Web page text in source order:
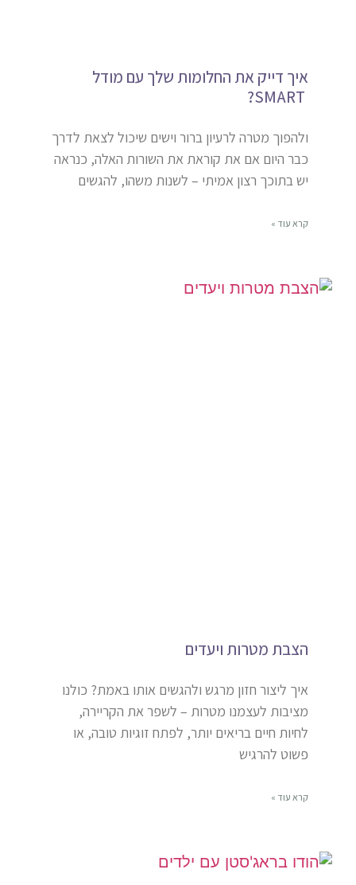
איך דייק את החלומות שלך עם מודל
ולהפוך מטרה לרעיון ברור וישים שיכול לצאת לדרך
כבר היום אם את קוראת את השורות האלה, כנראה
יש בתוכך רצון אמיתי – לשנות משהו, להגשים
קרא עוד »
הצבת מטרות ויעדים
איך ליצור חזון מרגש ולהגשים אותו באמת? כולנו
מציבות לעצמנו מטרות – לשפר את הקריירה,
לחיות חיים בריאים יותר, לפתח זוגיות טובה, או
פשוט להרגיש
קרא עוד »